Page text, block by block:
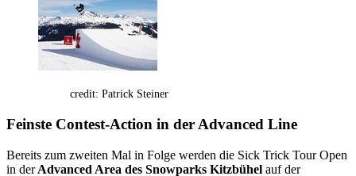
credit: Patrick Steiner
Feinste Contest-Action in der Advanced Line
Bereits zum zweiten Mal in Folge werden die Sick Trick Tour Open
in derAdvanced Area des Snowparks Kitzbühel auf der